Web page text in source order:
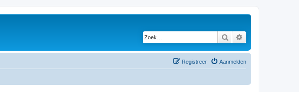
Zoek
Aanmelden
Registreer